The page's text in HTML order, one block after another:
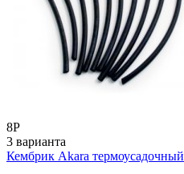
8Р
3 варианта
Кембрик Akara термоусадочный